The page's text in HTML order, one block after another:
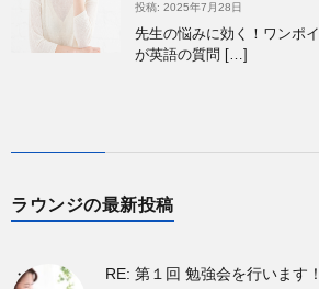
投稿: 2025年7月28日
先生の悩みに効く！ワンポ
が英語の質問 […]
ラウンジの最新投稿
RE: 第１回 勉強会を行います！